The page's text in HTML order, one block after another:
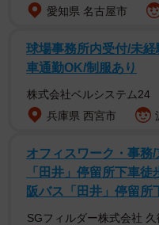
まるで絵に描いたような巨大プ
愛知県 名古屋市
球場事務所内受付/未
車通勤OK/制服あり
株式会社ベルシステム24
兵庫県 西宮市
オフィスワーク・事務
「田井」停留所下車
阪バス「田井」停留所
SGフィルダー株式会社 久